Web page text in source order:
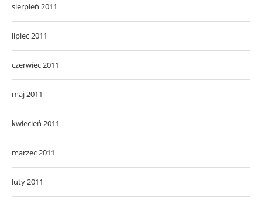
sierpień 2011
lipiec 2011
czerwiec 2011
maj 2011
kwiecień 2011
marzec 2011
luty 2011